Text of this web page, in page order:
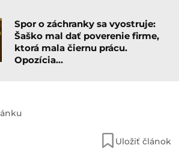
Spor o záchranky sa vyostruje:
Šaško mal dať poverenie firme,
ktorá mala čiernu prácu.
Opozícia…
Uložiť článok